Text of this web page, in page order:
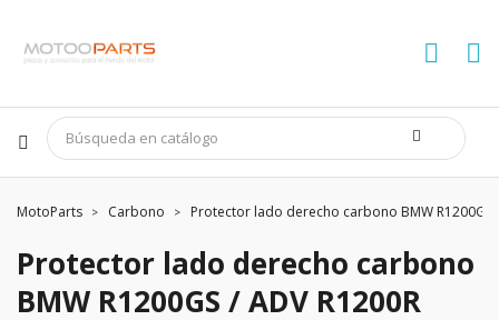
MotoParts Carbono Protector lado derecho carbono BMW R1200GS /
Protector lado derecho carbono
BMW R1200GS / ADV R1200R